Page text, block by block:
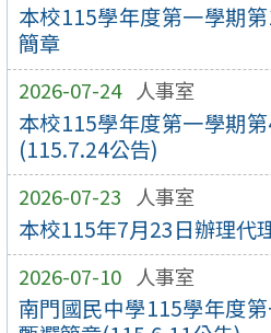
本校115學年度第一學期
簡章
2026-07-24 人事室
本校115學年度第一學期
(115.7.24公告)
2026-07-23 人事室
本校115年7月23日辦理代
2026-07-10 人事室
南門國民中學115學年度